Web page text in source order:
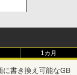
1カ月
に書き換え可能なGB